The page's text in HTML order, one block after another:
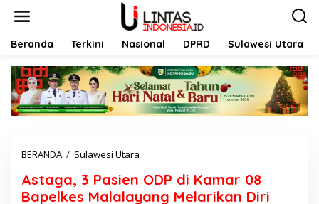
Beranda Terkini Nasional DPRD Sulawesi Utara
BERANDA / Sulawesi Utara
a
Astaga, 3 Pasien ODP di Kamar 08
Bapelkes Malalayang Melarikan Diri